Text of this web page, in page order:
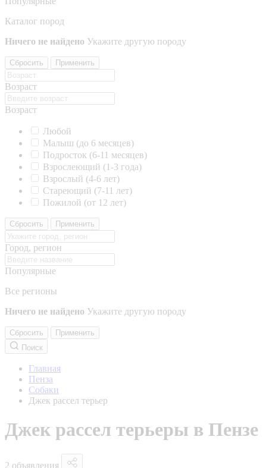
Каталог пород
Ничего не найдено Укажите другую породу
Сбросить Применить
Возраст
Возраст
Любой
Малыш (до 6 месяцев)
Подросток (6-11 месяцев)
Взрослеющий (1-3 года)
Взрослый (4-6 лет)
Стареющий (7-11 лет)
Пожилой (от 12 лет)
Сбросить Применить
Город, регион
Популярные
Все регионы
Ничего не найдено Укажите другую породу
Сбросить
Применить
Поиск
Главная
Пенза
Собаки
Джек рассел терьер
Джек рассел терьеры в Пензе
2 объявления